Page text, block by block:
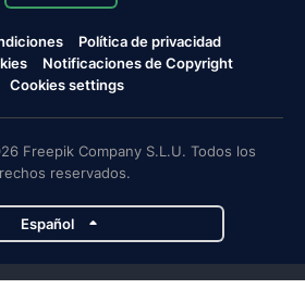
Política de privacidad
Notificaciones de Copyright
Cookies settings
Freepik Company S.L.U. Todos los
reservados.
Español